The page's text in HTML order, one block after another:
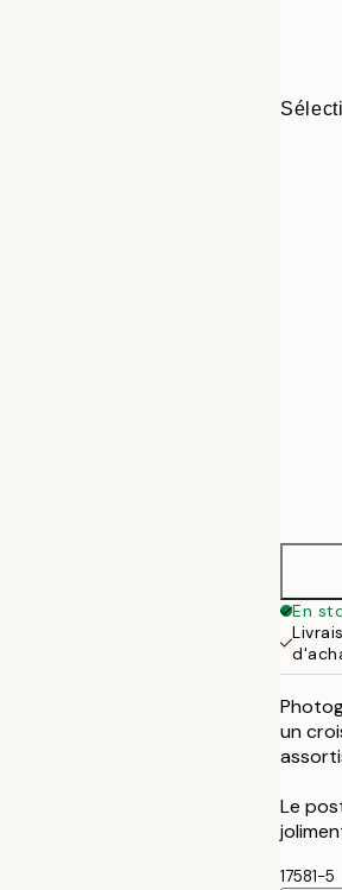
En
un
Le
17581-5